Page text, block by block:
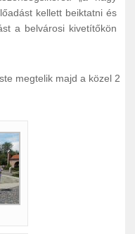
kellett beiktatni és
a belvárosi kivetítőkön
megtelik majd a közel 2